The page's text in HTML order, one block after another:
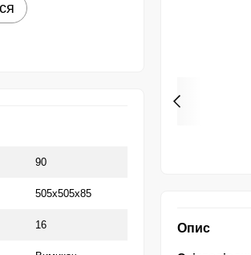
90
505x505x85
16 Опис